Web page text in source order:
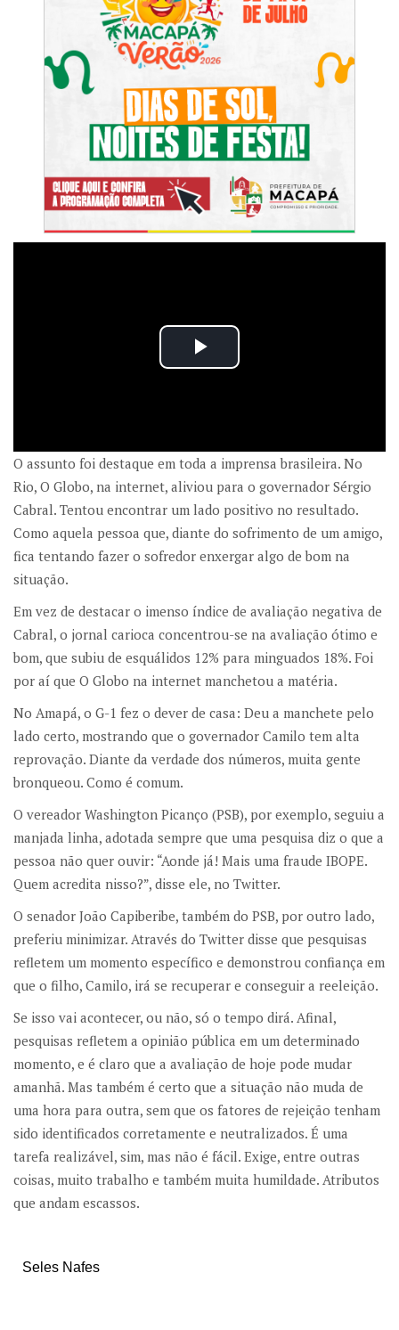
O assunto foi destaque em toda a imprensa brasileira. No
Rio, O Globo, na internet, aliviou para o governador Sérgio
Cabral. Tentou encontrar um lado positivo no resultado.
Como aquela pessoa que, diante do sofrimento de um amigo,
fica tentando fazer o sofredor enxergar algo de bom na
situação.
Em vez de destacar o imenso índice de avaliação negativa de
Cabral, o jornal carioca concentrou-se na avaliação ótimo e
bom, que subiu de esquálidos 12% para minguados 18%. Foi
por aí que O Globo na internet manchetou a matéria.
No Amapá, o G-1 fez o dever de casa: Deu a manchete pelo
lado certo, mostrando que o governador Camilo tem alta
reprovação. Diante da verdade dos números, muita gente
bronqueou. Como é comum.
O vereador Washington Picanço (PSB), por exemplo, seguiu a
manjada linha, adotada sempre que uma pesquisa diz o que a
pessoa não quer ouvir: “Aonde já! Mais uma fraude IBOPE.
Quem acredita nisso?”, disse ele, no Twitter.
O senador João Capiberibe, também do PSB, por outro lado,
preferiu minimizar. Através do Twitter disse que pesquisas
refletem um momento específico e demonstrou confiança em
que o filho, Camilo, irá se recuperar e conseguir a reeleição.
Se isso vai acontecer, ou não, só o tempo dirá. Afinal,
pesquisas refletem a opinião pública em um determinado
momento, e é claro que a avaliação de hoje pode mudar
amanhã. Mas também é certo que a situação não muda de
uma hora para outra, sem que os fatores de rejeição tenham
sido identificados corretamente e neutralizados. É uma
tarefa realizável, sim, mas não é fácil. Exige, entre outras
coisas, muito trabalho e também muita humildade. Atributos
que andam escassos.
Seles Nafes